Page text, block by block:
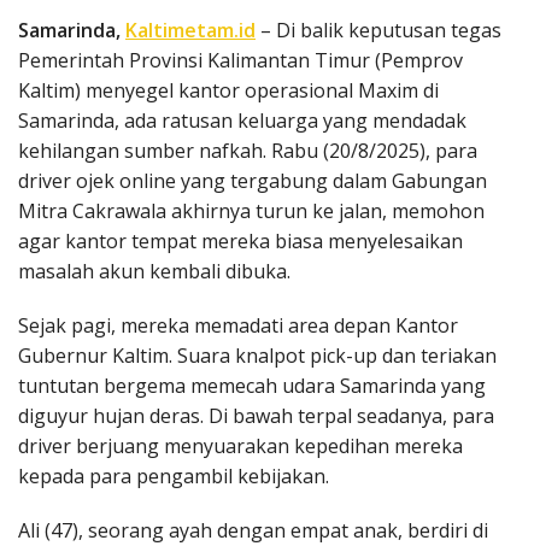
Samarinda, Kaltimetam.id – Di balik keputusan tegas
Pemerintah Provinsi Kalimantan Timur (Pemprov
Kaltim) menyegel kantor operasional Maxim di
Samarinda, ada ratusan keluarga yang mendadak
kehilangan sumber nafkah. Rabu (20/8/2025), para
driver ojek online yang tergabung dalam Gabungan
Mitra Cakrawala akhirnya turun ke jalan, memohon
agar kantor tempat mereka biasa menyelesaikan
masalah akun kembali dibuka.
Sejak pagi, mereka memadati area depan Kantor
Gubernur Kaltim. Suara knalpot pick-up dan teriakan
tuntutan bergema memecah udara Samarinda yang
diguyur hujan deras. Di bawah terpal seadanya, para
driver berjuang menyuarakan kepedihan mereka
kepada para pengambil kebijakan.
Ali (47), seorang ayah dengan empat anak, berdiri di